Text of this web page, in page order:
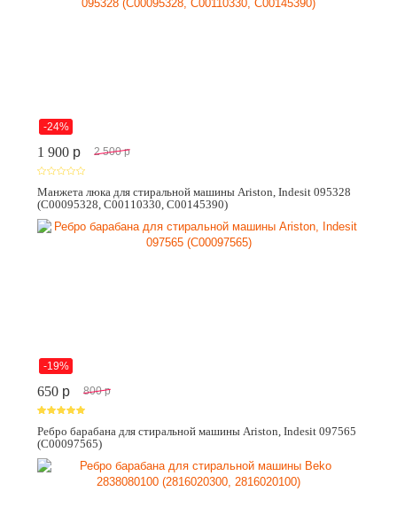
-24%
1 900 p 2 500 p
Манжета люка для стиральной машины Ariston, Indesit 095328
(C00095328, C00110330, C00145390)
-19%
650 p 800 p
Ребро барабана для стиральной машины Ariston, Indesit 097565
(C00097565)